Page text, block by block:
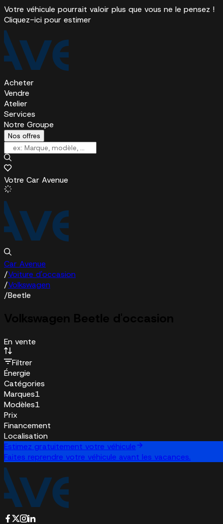
Votre véhicule pourrait valoir plus que vous ne le pensez !
Cliquez-ici pour estimer
Acheter
Vendre
Atelier
Services
Notre Groupe
Nos offres
Votre Car Avenue
Car Avenue
/Voiture d'occasion
/Volkswagen
/Beetle
En vente
Filtrer
Énergie
Catégories
Marques1
Modèles1
Prix
Financement
Localisation
Estimez gratuitement votre véhicule
Faites reprendre votre véhicule avant les vacances.